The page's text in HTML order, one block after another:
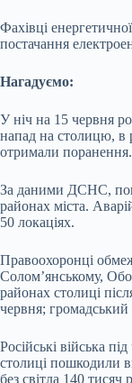
Фахівці
постачання
Нагадуємо:
У ніч на 15 червня
напад на столицю, в
отримали поранення.
За даними ДСНС,
районах міста.
50 локаціях.
Правоохоронці
Солом’янському,
районах столиці
червня;
Російські війська
столиці пошкодили
без світла 140 тисяч